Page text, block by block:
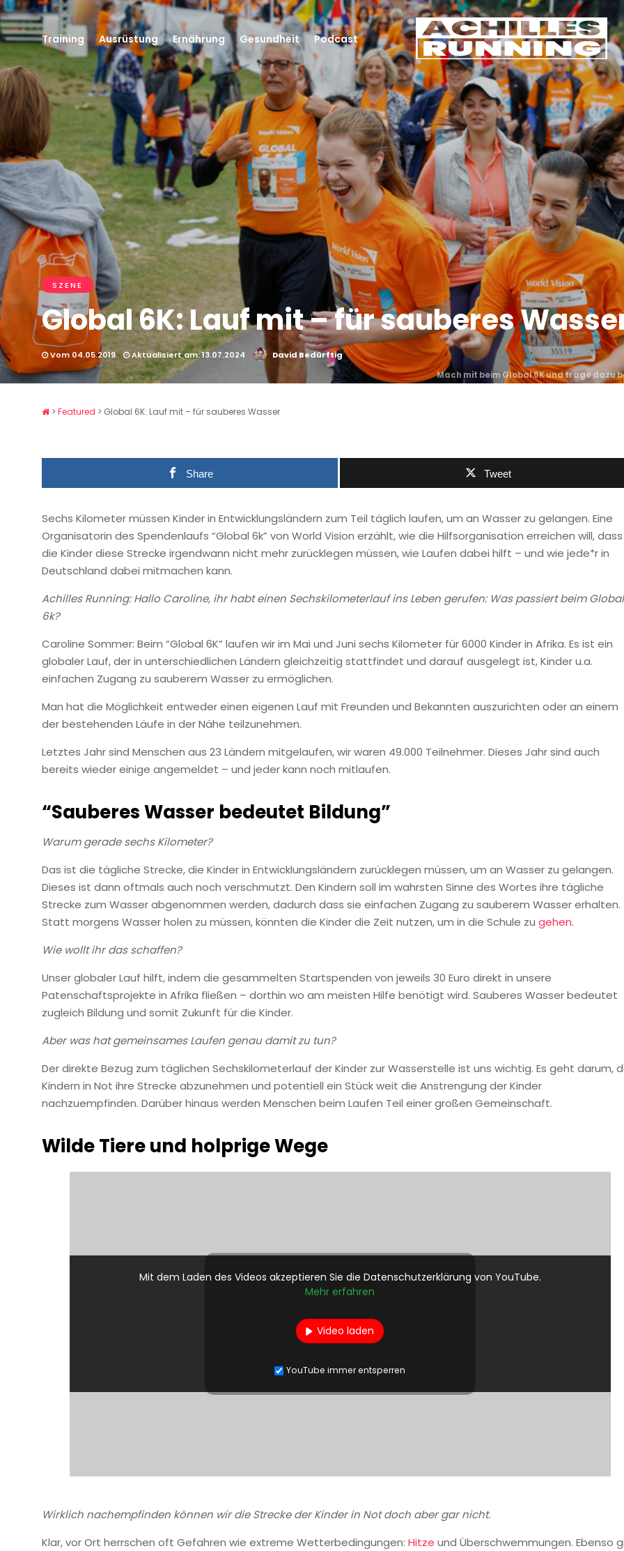
Training Ausrüstung Ernährung Gesundheit Podcast
SZENE
Global 6K: Lauf mit – für sauberes
Vom 04.05.2019 Aktualisiert am: 13.07.2024
David Bedürftig
Mach mit beim Global 6K und trage dazu
> Featured > Global 6K: Lauf mit – für sauberes Wasser
Share Tweet
Sechs Kilometer müssen Kinder in Entwicklungsländern zum Teil täglich laufen, um an Wasser zu gelangen. Eine
Organisatorin des Spendenlaufs “Global 6k” von World Vision erzählt, wie die Hilfsorganisation erreichen will, dass
die Kinder diese Strecke irgendwann nicht mehr zurücklegen müssen, wie Laufen dabei hilft – und wie jede*r in
Deutschland dabei mitmachen kann.
Achilles Running: Hallo Caroline, ihr habt einen Sechskilometerlauf ins Leben gerufen: Was passiert beim Global
6k?
Caroline Sommer: Beim “Global 6K” laufen wir im Mai und Juni sechs Kilometer für 6000 Kinder in Afrika. Es ist ein
globaler Lauf, der in unterschiedlichen Ländern gleichzeitig stattfindet und darauf ausgelegt ist, Kinder u.a.
einfachen Zugang zu sauberem Wasser zu ermöglichen.
Man hat die Möglichkeit entweder einen eigenen Lauf mit Freunden und Bekannten auszurichten oder an einem
der bestehenden Läufe in der Nähe teilzunehmen.
Letztes Jahr sind Menschen aus 23 Ländern mitgelaufen, wir waren 49.000 Teilnehmer. Dieses Jahr sind auch
bereits wieder einige angemeldet – und jeder kann noch mitlaufen.
“Sauberes Wasser bedeutet Bildung”
Warum gerade sechs Kilometer?
Das ist die tägliche Strecke, die Kinder in Entwicklungsländern zurücklegen müssen, um an Wasser zu gelangen.
Dieses ist dann oftmals auch noch verschmutzt. Den Kindern soll im wahrsten Sinne des Wortes ihre tägliche
Strecke zum Wasser abgenommen werden, dadurch dass sie einfachen Zugang zu sauberem Wasser erhalten.
Statt morgens Wasser holen zu müssen, könnten die Kinder die Zeit nutzen, um in die Schule zu gehen.
Wie wollt ihr das schaffen?
Unser globaler Lauf hilft, indem die gesammelten Startspenden von jeweils 30 Euro direkt in unsere
Patenschaftsprojekte in Afrika fließen – dorthin wo am meisten Hilfe benötigt wird. Sauberes Wasser bedeutet
zugleich Bildung und somit Zukunft für die Kinder.
Aber was hat gemeinsames Laufen genau damit zu tun?
Der direkte Bezug zum täglichen Sechskilometerlauf der Kinder zur Wasserstelle ist uns wichtig. Es geht darum,
Kindern in Not ihre Strecke abzunehmen und potentiell ein Stück weit die Anstrengung der Kinder
nachzuempfinden. Darüber hinaus werden Menschen beim Laufen Teil einer großen Gemeinschaft.
Wilde Tiere und holprige Wege
Mit dem Laden des Videos akzeptieren Sie die Datenschutzerklärung von YouTube.
Mehr erfahren
Video laden
YouTube immer entsperren
Wirklich nachempfinden können wir die Strecke der Kinder in Not doch aber gar nicht.
Klar, vor Ort herrschen oft Gefahren wie extreme Wetterbedingungen: Hitze und Überschwemmungen. Ebenso